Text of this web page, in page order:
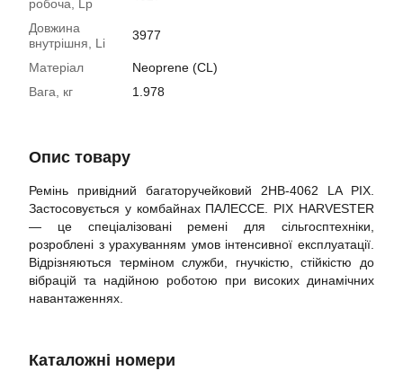
робоча, Lp
Довжина
внутрішня, Li
3977
Матеріал
Neoprene (CL)
Вага, кг
1.978
Опис товару
Ремінь привідний багаторучейковий 2НВ-4062 LA PIX.
Застосовується у комбайнах ПАЛЕССЕ. PIX HARVESTER
— це спеціалізовані ремені для сільгосптехніки,
розроблені з урахуванням умов інтенсивної експлуатації.
Відрізняються терміном служби, гнучкістю, стійкістю до
вібрацій та надійною роботою при високих динамічних
навантаженнях.
Каталожні номери